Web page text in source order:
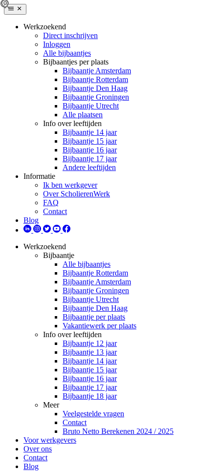
Werkzoekend
Direct inschrijven
Inloggen
Alle bijbaantjes
Bijbaantjes per plaats
Bijbaantje Amsterdam
Bijbaantje Rotterdam
Bijbaantje Den Haag
Bijbaantje Groningen
Bijbaantje Utrecht
Alle plaatsen
Info over leeftijden
Bijbaantje 14 jaar
Bijbaantje 15 jaar
Bijbaantje 16 jaar
Bijbaantje 17 jaar
Andere leeftijden
Informatie
Ik ben werkgever
Over ScholierenWerk
FAQ
Contact
Blog
Werkzoekend
Bijbaantje
Alle bijbaantjes
Bijbaantje Rotterdam
Bijbaantje Amsterdam
Bijbaantje Groningen
Bijbaantje Utrecht
Bijbaantje Den Haag
Bijbaantje per plaats
Vakantiewerk per plaats
Info over leeftijden
Bijbaantje 12 jaar
Bijbaantje 13 jaar
Bijbaantje 14 jaar
Bijbaantje 15 jaar
Bijbaantje 16 jaar
Bijbaantje 17 jaar
Bijbaantje 18 jaar
Meer
Veelgestelde vragen
Contact
Bruto Netto Berekenen 2024 / 2025
Voor werkgevers
Over ons
Contact
Blog